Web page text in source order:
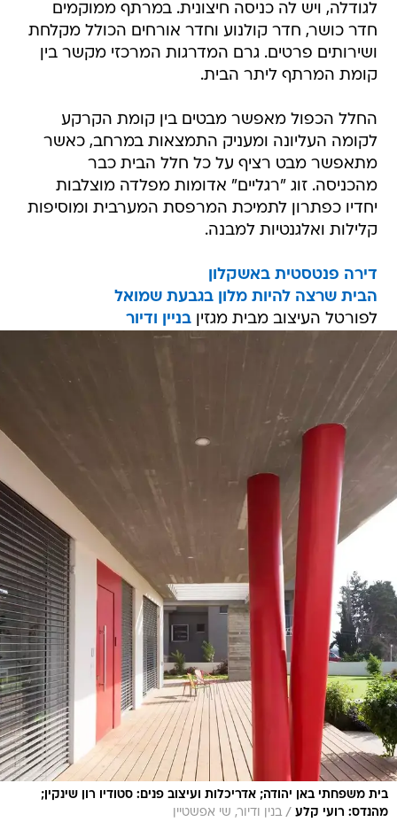
לגודלה, ויש לה כניסה חיצונית. במרתף ממוקמים
חדר כושר, חדר קולנוע וחדר אורחים הכולל מקלחת
ושירותים פרטים. גרם המדרגות המרכזי מקשר בין
קומת המרתף ליתר הבית.
החלל הכפול מאפשר מבטים בין קומת הקרקע
לקומה העליונה ומעניק התמצאות במרחב, כאשר
מתאפשר מבט רציף על כל חלל הבית כבר
מהכניסה. זוג "רגליים" אדומות מפלדה מוצלבות
יחדיו כפתרון לתמיכת המרפסת המערבית ומוסיפות
קלילות ואלגנטיות למבנה.
דירה פנטסטית באשקלון
הבית שרצה להיות מלון בגבעת שמואל
לפורטל העיצוב מבית מגזיןבניין ודיור
בית משפחתי באן יהודה; אדריכלות ועיצוב פנים: סטודיו רון שינקין;
מהנדס: רועי קלע / בנין ודיור, שי אפשטיין